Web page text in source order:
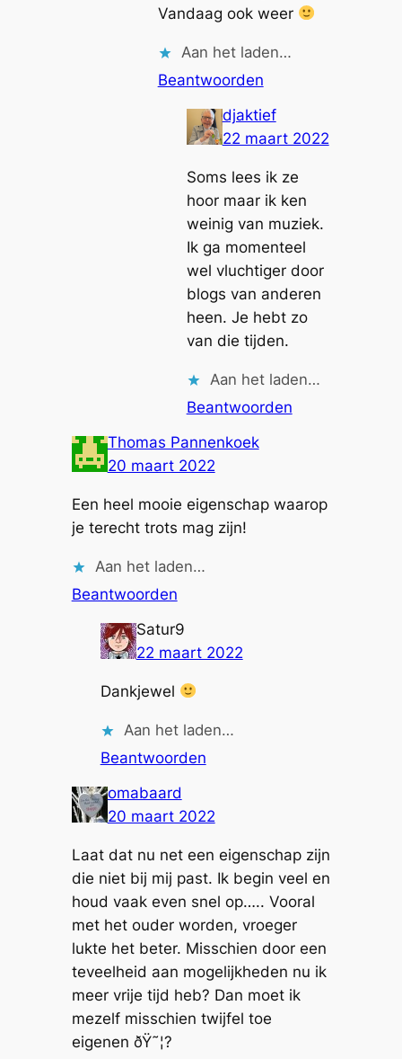
Vandaag ook weer
Aan het laden…
Beantwoorden
djaktief
22 maart 2022
Soms lees ik ze
hoor maar ik ken
weinig van muziek.
Ik ga momenteel
wel vluchtiger door
blogs van anderen
heen. Je hebt zo
van die tijden.
Aan het laden…
Beantwoorden
Thomas Pannenkoek
20 maart 2022
Een heel mooie eigenschap waarop
je terecht trots mag zijn!
Aan het laden…
Beantwoorden
Satur9
22 maart 2022
Dankjewel
Aan het laden…
Beantwoorden
omabaard
20 maart 2022
Laat dat nu net een eigenschap zijn
die niet bij mij past. Ik begin veel en
houd vaak even snel op….. Vooral
met het ouder worden, vroeger
lukte het beter. Misschien door een
teveelheid aan mogelijkheden nu ik
meer vrije tijd heb? Dan moet ik
mezelf misschien twijfel toe
eigenen ðŸ˜¦?